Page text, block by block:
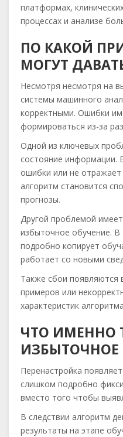
платформах,
процессах и анализе
ПО КАКОЙ
МОГУТ
Несмотря несмотря на
системы машинного
корректными. Ошибки
формироваться из-за
Одной из ключевых
состояние информации.
ошибки или не
алгоритм становится
прогнозы.
Другой проблемой
избыточное обучение. В
подробно копирует
работает со новыми
Также сбои появляются
примеров или
характеристик
ЧТО ИМЕННО
ИЗБЫТОЧНОЕ
Перенастройка
слишком подробно
вместо того чтобы
В следствии алгоритм
результаты на этапе